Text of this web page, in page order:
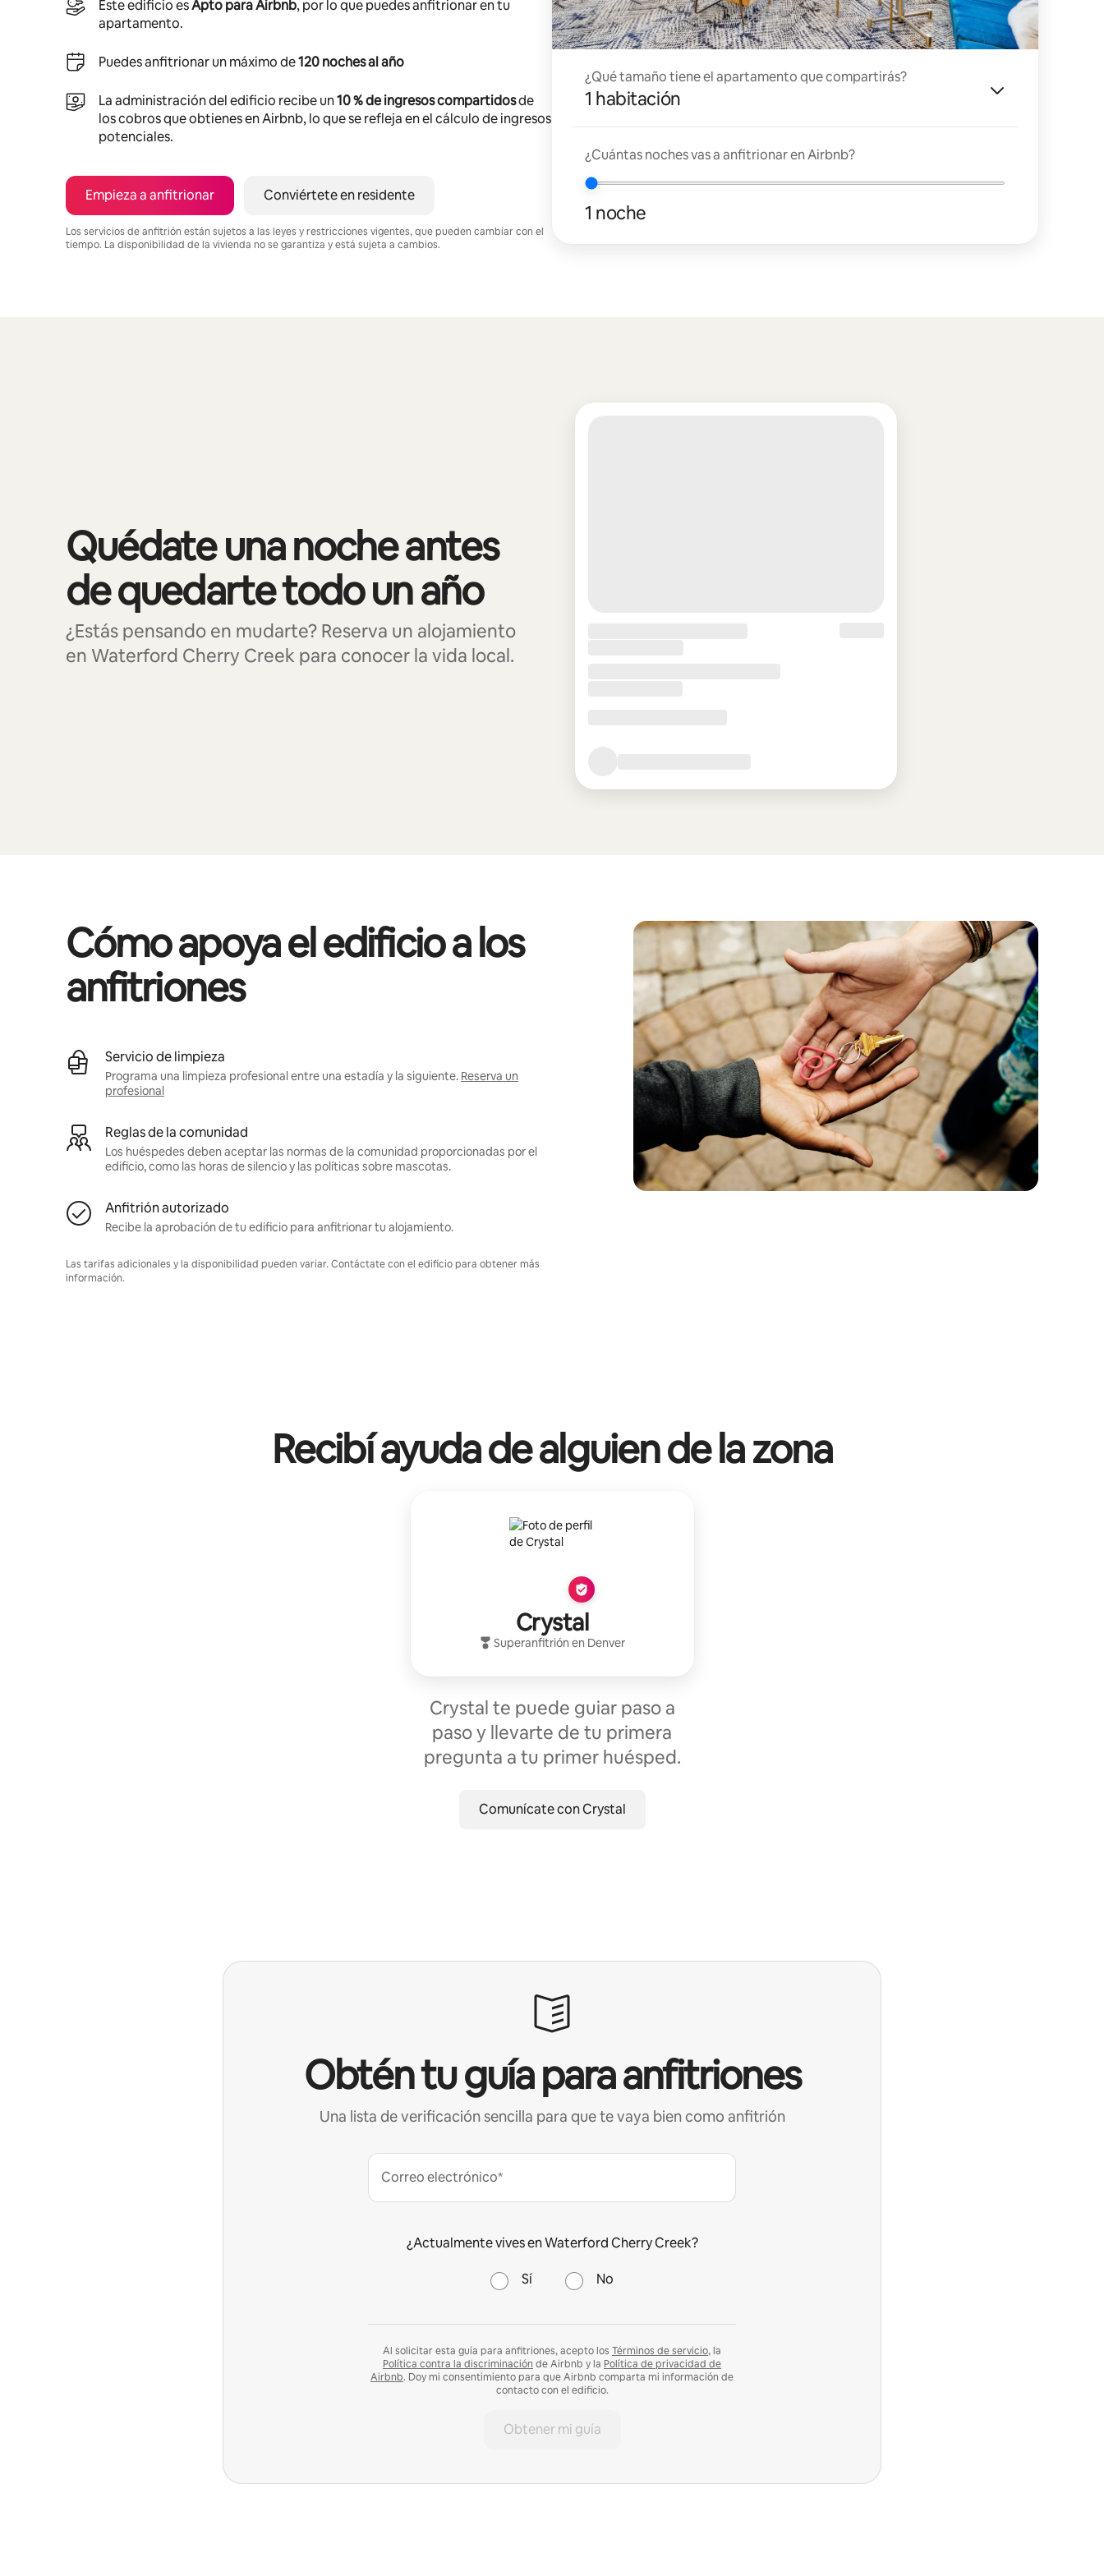
Este edificio esApto para Airbnb, por lo que puedes anfitrionar en tu
apartamento.
Puedes anfitrionar un máximo de120 noches al año
La administración del edificio recibe un10 % de ingresos compartidosde
los cobros que obtienes en Airbnb, lo que se refleja en el cálculo de ingresos
potenciales.
Empieza a anfitrionar Conviértete en residente
Los servicios de anfitrión están sujetos a las leyes y restricciones vigentes, que pueden cambiar con el
tiempo. La disponibilidad de la vivienda no se garantiza y está sujeta a cambios.
¿Qué tamaño tiene el apartamento que compartirás?
1 habitación
¿Cuántas noches vas a anfitrionar en Airbnb?
1 noche
Quédate una noche antes
de quedarte todo un año
¿Estás pensando en mudarte? Reserva un alojamiento
en Waterford Cherry Creek para conocer la vida local.
Cómo apoya el edificio a los
anfitriones
Servicio de limpieza
Programa una limpieza profesional entre una estadía y la siguiente. Reserva un
profesional
Reglas de la comunidad
Los huéspedes deben aceptar las normas de la comunidad proporcionadas por el
edificio, como las horas de silencio y las políticas sobre mascotas.
Anfitrión autorizado
Recibe la aprobación de tu edificio para anfitrionar tu alojamiento.
Las tarifas adicionales y la disponibilidad pueden variar. Contáctate con el edificio para obtener más
información.
Recibí ayuda de alguien de la zona
Crystal
Superanfitriónen Denver
Crystal te puede guiar paso a
paso y llevarte de tu primera
pregunta a tu primer huésped.
Comunícate con Crystal
Obtén tu guía para anfitriones
Una lista de verificación sencilla para que te vaya bien como anfitrión
Correo electrónico*
¿Actualmente vives en Waterford Cherry Creek?
Sí No
Al solicitar esta guía para anfitriones, acepto los Términos de servicio, la
Política contra la discriminación de Airbnb y la Política de privacidad de
Airbnb. Doy mi consentimiento para que Airbnb comparta mi información de
contacto con el edificio.
Obtener mi guía